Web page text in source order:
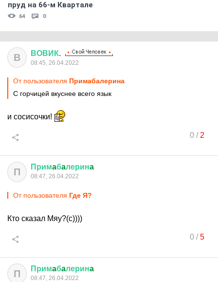
пруд на 66-м Квартале
64 0
В ВОВИК.
08:45, 26.04.2022
От пользователя Примaбaлеринa
С горчицей вкуснее всего язык
и сосисочки!
0/ 2
П Примaбaлеринa
08:47, 26.04.2022
От пользователя Где Я?
Кто сказал Мяу?(с))))
0/5
П Примaбaлеринa
08:47, 26.04.2022